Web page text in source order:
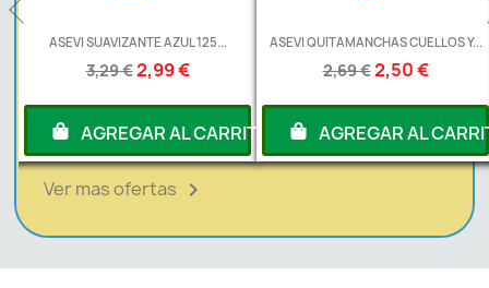
ASEVI SUAVIZANTE AZUL 125...
3,29 €2,99 €
AGREGAR AL CARRITO
ASEVI QUITAMANCHAS CUELLOS Y...
2,69 €2,50 €
AGREGAR AL
Ver mas ofertas 